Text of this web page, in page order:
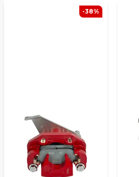
-38%